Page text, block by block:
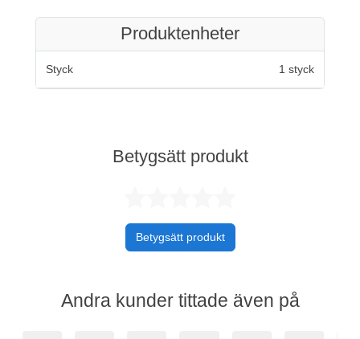
Produktenheter
Styck 1 styck
Betygsätt produkt
Betygsätt produkt
Andra kunder tittade även på